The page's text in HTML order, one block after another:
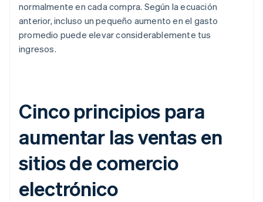
normalmente en cada compra. Según la ecuación
anterior, incluso un pequeño aumento en el gasto
promedio puede elevar considerablemente tus
ingresos.
Cinco principios para
aumentar las ventas en
sitios de comercio
electrónico